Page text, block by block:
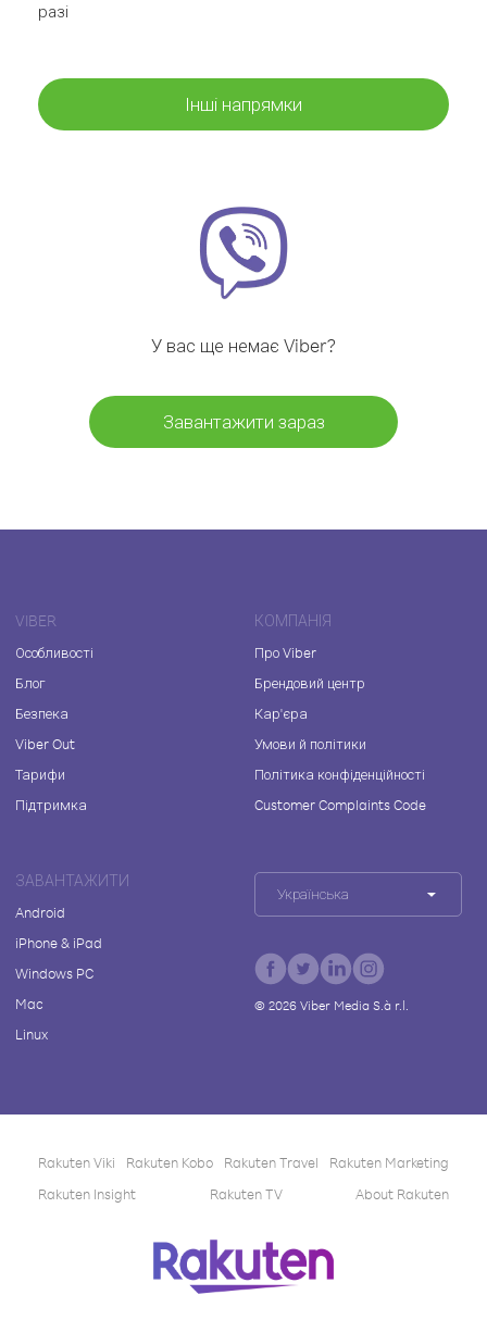
разі
Інші напрямки
У вас ще немає Viber?
Завантажити зараз
VIBER
Особливості
Блог
Безпека
Viber Out
Тарифи
Підтримка
КОМПАНІЯ
Про Viber
Брендовий центр
Кар'єра
Умови й політики
Політика конфіденційності
Customer Complaints Code
ЗАВАНТАЖИТИ
Android
iPhone & iPad
Windows PC
Mac
Linux
Українська
© 2026Viber Media S.à r.l.
Rakuten Viki Rakuten Kobo Rakuten Travel
Rakuten Marketing
Rakuten Insight
Rakuten TV About Rakuten